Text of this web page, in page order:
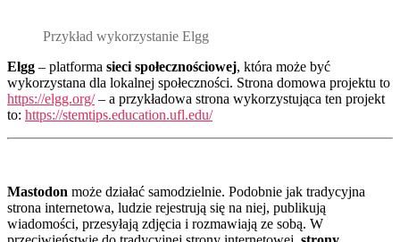
Przykład wykorzystanie Elgg
Elgg – platforma sieci społecznościowej, która może być
wykorzystana dla lokalnej społeczności. Strona domowa projektu to
https://elgg.org/– a przykładowa strona wykorzystująca ten projekt
to: https://stemtips.education.ufl.edu/
Mastodon może działać samodzielnie. Podobnie jak tradycyjna
strona internetowa, ludzie rejestrują się na niej, publikują
wiadomości, przesyłają zdjęcia i rozmawiają ze sobą. W